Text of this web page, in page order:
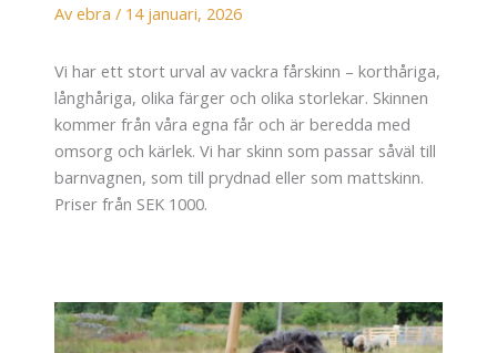
Avebra/ 14 januari, 2026
Vi har ett stort urval av vackra fårskinn – korthåriga,
långhåriga, olika färger och olika storlekar. Skinnen
kommer från våra egna får och är beredda med
omsorg och kärlek. Vi har skinn som passar såväl till
barnvagnen, som till prydnad eller som mattskinn.
Priser från SEK 1000.